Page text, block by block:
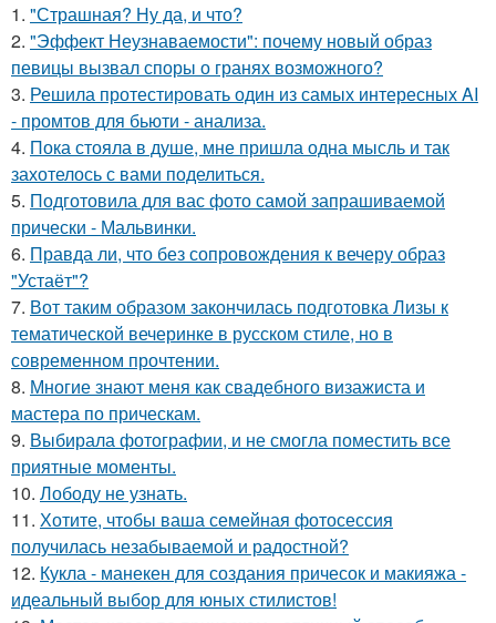
1. "Страшная? Ну да, и что?
2. "Эффект Неузнаваемости": почему новый образ
певицы вызвал споры о гранях возможного?
3. Решила протестировать один из самых интересных AI
- промтов для бьюти - анализа.
4. Пока стояла в душе, мне пришла одна мысль и так
захотелось с вами поделиться.
5. Подготовила для вас фото самой запрашиваемой
прически - Мальвинки.
6. Правда ли, что без сопровождения к вечеру образ
"Устаёт"?
7. Вот таким образом закончилась подготовка Лизы к
тематической вечеринке в русском стиле, но в
современном прочтении.
8. Многие знают меня как свадебного визажиста и
мастера по прическам.
9. Выбирала фотографии, и не смогла поместить все
приятные моменты.
10. Лободу не узнать.
11. Хотите, чтобы ваша семейная фотосессия
получилась незабываемой и радостной?
12. Кукла - манекен для создания причесок и макияжа -
идеальный выбор для юных стилистов!